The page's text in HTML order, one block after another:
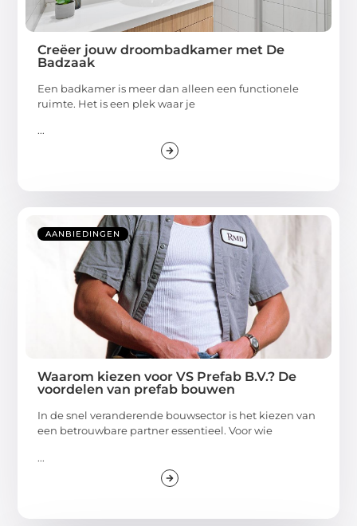
Creëer jouw droombadkamer met De
Badzaak
Een badkamer is meer dan alleen een functionele
ruimte. Het is een plek waar je
...
AANBIEDINGEN
Waarom kiezen voor VS Prefab B.V.? De
voordelen van prefab bouwen
In de snel veranderende bouwsector is het kiezen van
een betrouwbare partner essentieel. Voor wie
...